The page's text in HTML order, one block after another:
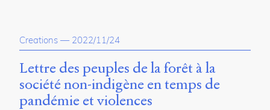
Creations — 2022/11/24
Lettre des peuples de la forêt à la
société non-indigène en temps de
pandémie et violences